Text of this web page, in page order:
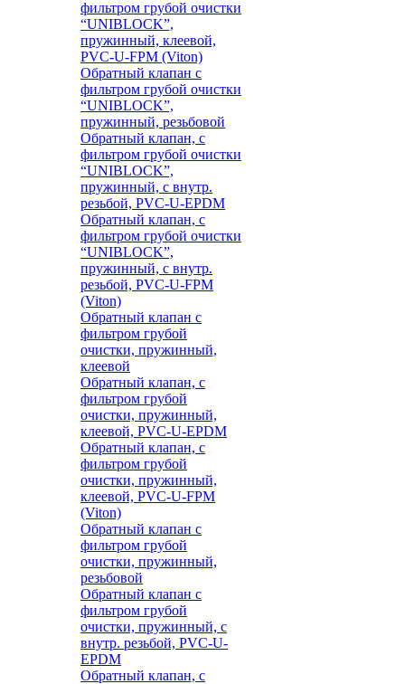
фильтром грубой очистки
“UNIBLOCK”,
пружинный, клеевой,
PVC-U-FPM (Viton)
Обратный клапан с
фильтром грубой очистки
“UNIBLOCK”,
пружинный, резьбовой
Обратный клапан, с
фильтром грубой очистки
“UNIBLOCK”,
пружинный, с внутр.
резьбой, PVC-U-EPDM
Обратный клапан, с
фильтром грубой очистки
“UNIBLOCK”,
пружинный, с внутр.
резьбой, PVC-U-FPM
(Viton)
Обратный клапан с
фильтром грубой
очистки, пружинный,
клеевой
Обратный клапан, с
фильтром грубой
очистки, пружинный,
клеевой, PVC-U-EPDM
Обратный клапан, с
фильтром грубой
очистки, пружинный,
клеевой, PVC-U-FPM
(Viton)
Обратный клапан с
фильтром грубой
очистки, пружинный,
резьбовой
Обратный клапан с
фильтром грубой
очистки, пружинный, с
внутр. резьбой, PVC-U-
EPDM
Обратный клапан, с